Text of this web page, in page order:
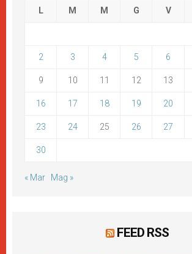
L M M G V
2 3 4 5 6
9 10 11 12 13
16 17 18 19 20
23 24 25 26 27
30
« Mar Mag »
FEED RSS